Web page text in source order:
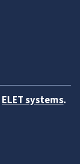
ELET systems.